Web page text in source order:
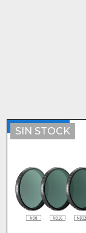
SIN STOCK